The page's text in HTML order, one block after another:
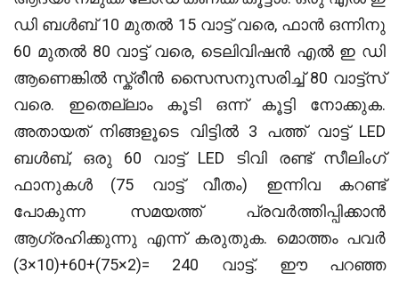
ഡി ബൾബ് 10 മുതൽ 15 വാട്ട് വരെ, ഫാൻ ഒന്നിനു
60 മുതൽ 80 വാട്ട് വരെ, ടെലിവിഷൻ എൽ ഇ ഡി
ആണെങ്കിൽ സ്ക്രീൻ സൈസനുസരിച്ച് 80 വാട്ട്സ്
വരെ. ഇതെല്ലാം കൂടി ഒന്ന് കൂട്ടി നോക്കുക.
അതായത് നിങ്ങളൂടെ വിട്ടിൽ 3 പത്ത് വാട്ട് LED
ബൾബ്, ഒരു 60 വാട്ട് LED ടിവി രണ്ട് സീലിംഗ്
ഫാനുകൾ (75 വാട്ട് വീതം) ഇന്നിവ കറണ്ട്
പോകുന്ന സമയത്ത് പ്രവർത്തിപ്പിക്കാൻ
ആഗ്രഹിക്കുന്നു എന്ന് കരുതുക. മൊത്തം പവർ
(3×10)+60+(75×2)= 240 വാട്ട്. ഈ പറഞ്ഞ